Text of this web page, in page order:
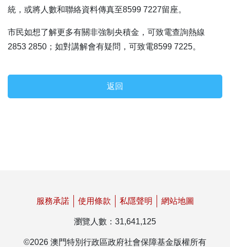
統，或將人數和聯絡資料傳真至8599 7227留座。
市民如想了解更多有關非強制央積金，可致電查詢熱線
2853 2850；如對講解會有疑問，可致電8599 7225。
返回
服務承諾 使用條款 私隱聲明 網站地圖
瀏覽人數 ： 31,641,125
©2026 澳門特別行政區政府社會保障基金版權所有